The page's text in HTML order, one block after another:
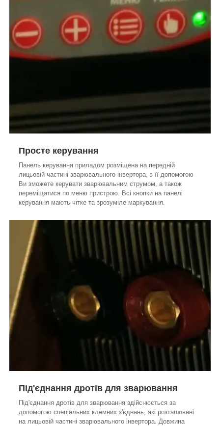
Просте керування
Панель керування приладом розміщена на передній
лицьовій частині зварювального інвертора, з її допомогою
Ви зможете керувати зварювальним струмом, а також
переміщатися по меню пристрою. Всі кнопки на панелі
керування мають чітке та зрозуміле маркування.
Під'єднання дротів для зварювання
Під'єднання дротів для зварювання здійснюється за
допомогою спеціальних клемних з'єднань, які розташовані
на лицьовій частині зварювального інвертора. Довжина